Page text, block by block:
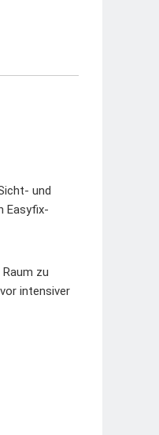
und
Easyfix-
zu
intensiver